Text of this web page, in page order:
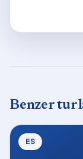
Benzer
ES